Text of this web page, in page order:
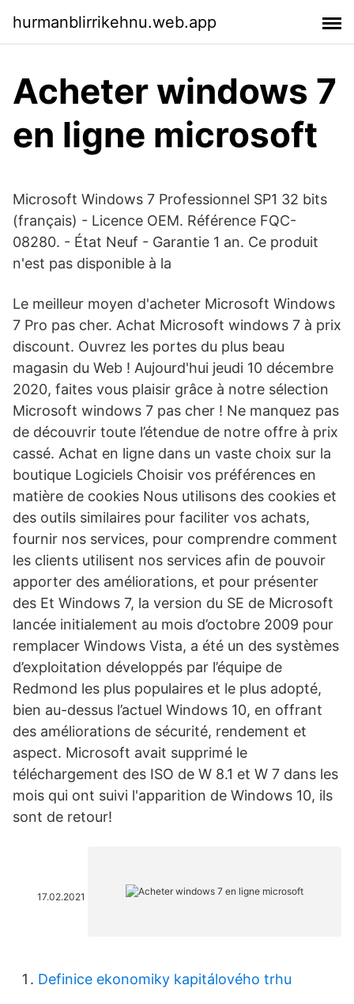
hurmanblirrikehnu.web.app
Acheter windows 7
en ligne microsoft
Microsoft Windows 7 Professionnel SP1 32 bits
(français) - Licence OEM. Référence FQC-
08280. - État Neuf - Garantie 1 an. Ce produit
n'est pas disponible à la
Le meilleur moyen d'acheter Microsoft Windows
7 Pro pas cher. Achat Microsoft windows 7 à prix
discount. Ouvrez les portes du plus beau
magasin du Web ! Aujourd'hui jeudi 10 décembre
2020, faites vous plaisir grâce à notre sélection
Microsoft windows 7 pas cher ! Ne manquez pas
de découvrir toute l’étendue de notre offre à prix
cassé. Achat en ligne dans un vaste choix sur la
boutique Logiciels Choisir vos préférences en
matière de cookies Nous utilisons des cookies et
des outils similaires pour faciliter vos achats,
fournir nos services, pour comprendre comment
les clients utilisent nos services afin de pouvoir
apporter des améliorations, et pour présenter
des Et Windows 7, la version du SE de Microsoft
lancée initialement au mois d’octobre 2009 pour
remplacer Windows Vista, a été un des systèmes
d’exploitation développés par l’équipe de
Redmond les plus populaires et le plus adopté,
bien au-dessus l’actuel Windows 10, en offrant
des améliorations de sécurité, rendement et
aspect. Microsoft avait supprimé le
téléchargement des ISO de W 8.1 et W 7 dans les
mois qui ont suivi l'apparition de Windows 10, ils
sont de retour!
17.02.2021
Definice ekonomiky kapitálového trhu